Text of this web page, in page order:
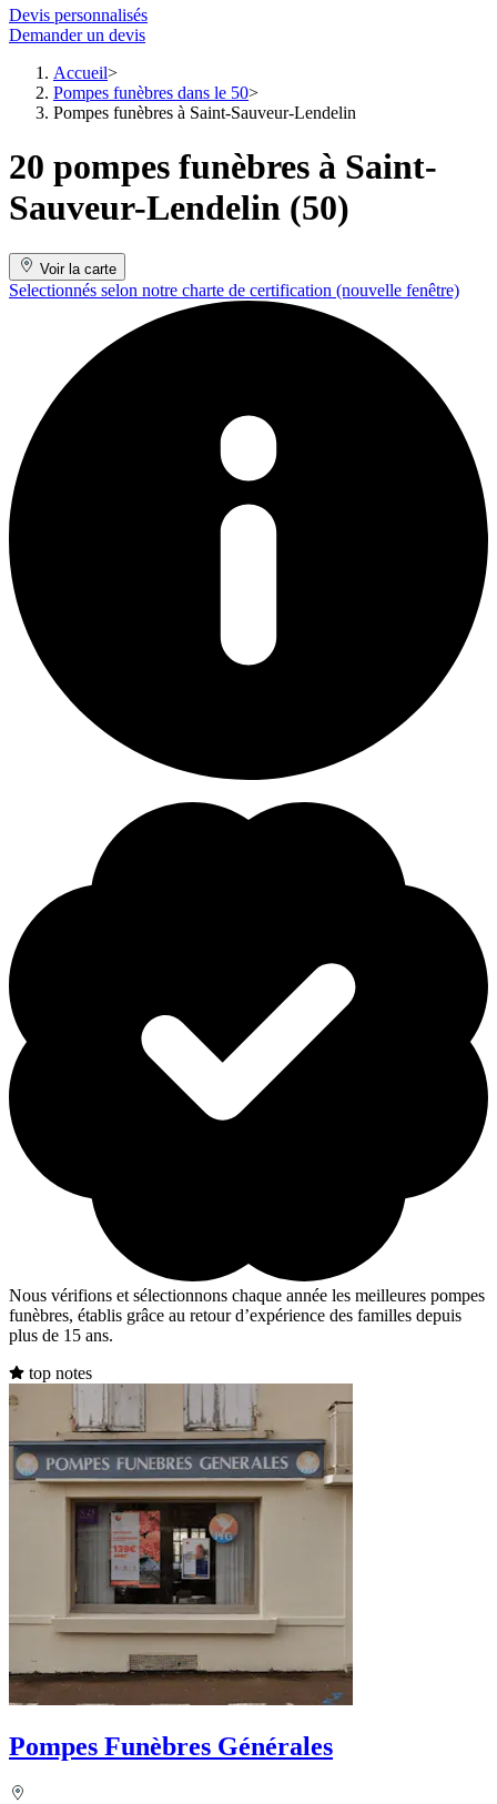
Devis personnalisés
Demander un devis
Accueil
Pompes funèbres dans le 50
Pompes funèbres à Saint-Sauveur-Lendelin
20 pompes funèbres à Saint-
Sauveur-Lendelin (50)
Voir la carte
Selectionnés selon notre charte de certification (nouvelle fenêtre)
Nous vérifions et sélectionnons chaque année les meilleures pompes
funèbres, établis grâce au retour d’expérience des familles depuis
plus de 15 ans.
top notes
Pompes Funèbres Générales